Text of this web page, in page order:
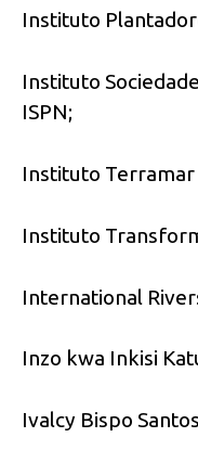
Instituto
Instituto
ISPN;
Instituto Terramar
Instituto
International
Inzo kwa Inkisi
Ivalcy Bispo